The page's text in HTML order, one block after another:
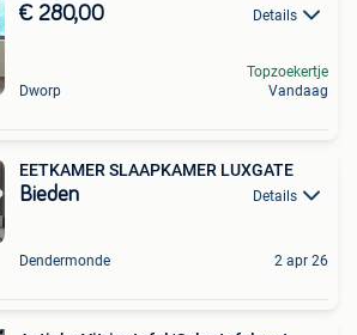
€ 280,00 Details
Dworp
Topzoekertje
Vandaag
EETKAMER SLAAPKAMER LUXGATE
Bieden Details
Dendermonde 2 apr 26